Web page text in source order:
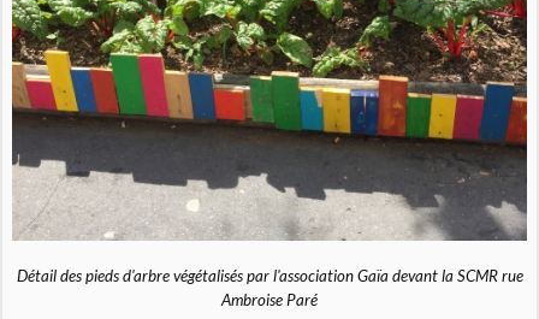
Détail des pieds d'arbre végétalisés par l'association Gaïa devant la SCMR rue
Ambroise Paré